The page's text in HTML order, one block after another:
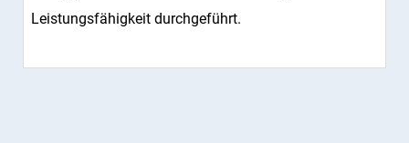
Leistungsfähigkeit durchgeführt.